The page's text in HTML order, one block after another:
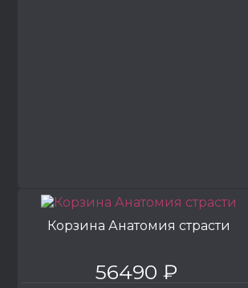
Корзина Анатомия страсти
56490 ₽